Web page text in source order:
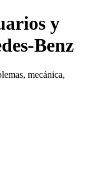
y
Benz
mecánica,